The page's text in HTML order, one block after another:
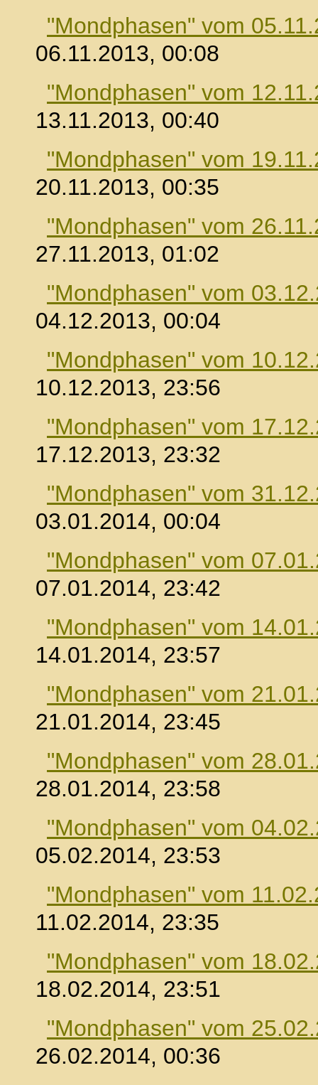
"Mondphasen" vom
06.11.2013, 00:08
"Mondphasen" vom
13.11.2013, 00:40
"Mondphasen" vom
20.11.2013, 00:35
"Mondphasen" vom
27.11.2013, 01:02
"Mondphasen" vom
04.12.2013, 00:04
"Mondphasen" vom
10.12.2013, 23:56
"Mondphasen" vom
17.12.2013, 23:32
"Mondphasen" vom
03.01.2014, 00:04
"Mondphasen" vom
07.01.2014, 23:42
"Mondphasen" vom
14.01.2014, 23:57
"Mondphasen" vom
21.01.2014, 23:45
"Mondphasen" vom
28.01.2014, 23:58
"Mondphasen" vom
05.02.2014, 23:53
"Mondphasen" vom
11.02.2014, 23:35
"Mondphasen" vom
18.02.2014, 23:51
"Mondphasen" vom
26.02.2014, 00:36